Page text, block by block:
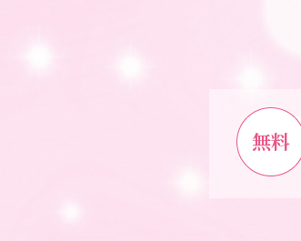
無料